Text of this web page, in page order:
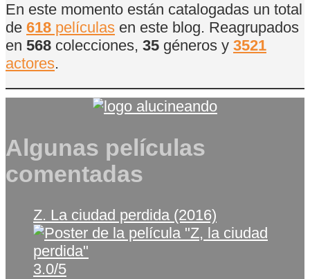
En este momento están catalogadas un total
de 618 películas en este blog. Reagrupados
en 568 colecciones, 35 géneros y 3521
actores.
Algunas películas
comentadas
Z. La ciudad perdida (2016)
3.0/5